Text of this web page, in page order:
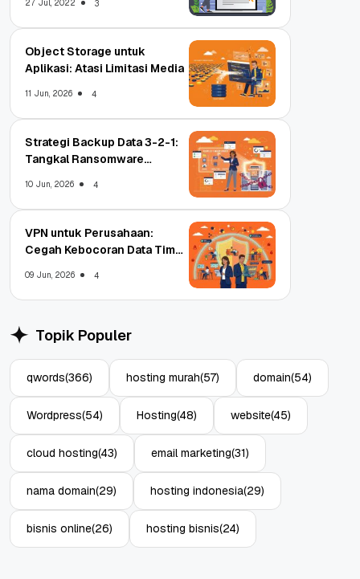
27 Jul, 2022 3
Object Storage untuk
Aplikasi: Atasi Limitasi Media
11 Jun, 2026 4
Strategi Backup Data 3-2-1:
Tangkal Ransomware
10 Jun, 2026 4
VPN untuk Perusahaan:
Cegah Kebocoran Data Tim
09 Jun, 2026 4
Topik Populer
qwords(366) hosting murah(57) domain(54)
Wordpress(54) Hosting(48) website(45)
cloud hosting(43) email marketing(31)
nama domain(29) hosting indonesia(29)
bisnis online(26) hosting bisnis(24)